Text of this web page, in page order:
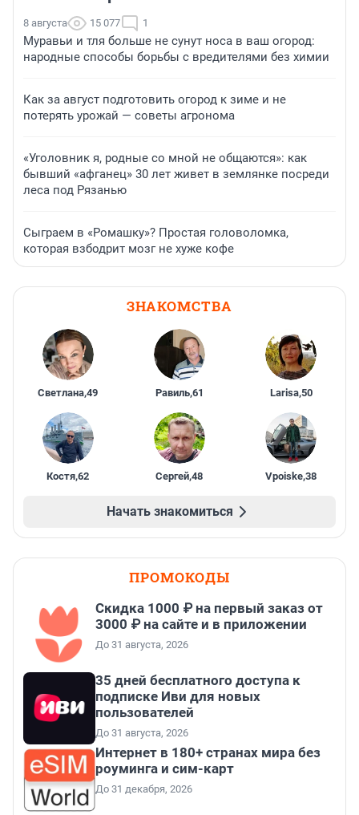
8 августа 15 077 1
Муравьи и тля больше не сунут носа в ваш огород:
народные способы борьбы с вредителями без химии
Как за август подготовить огород к зиме и не
потерять урожай — советы агронома
«Уголовник я, родные со мной не общаются»: как
бывший «афганец» 30 лет живет в землянке посреди
леса под Рязанью
Сыграем в «Ромашку»? Простая головоломка,
которая взбодрит мозг не хуже кофе
ЗНАКОМСТВА
Светлана,49 Равиль,61 Larisa,50
Костя,62 Сергей,48 Vpoiske,38
Начать знакомиться
ПРОМОКОДЫ
Скидка 1000 ₽ на первый заказ от
3000 ₽ на сайте и в приложении
До 31 августа, 2026
35 дней бесплатного доступа к
подписке Иви для новых
пользователей
До 31 августа, 2026
Интернет в 180+ странах мира без
роуминга и сим-карт
До 31 декабря, 2026